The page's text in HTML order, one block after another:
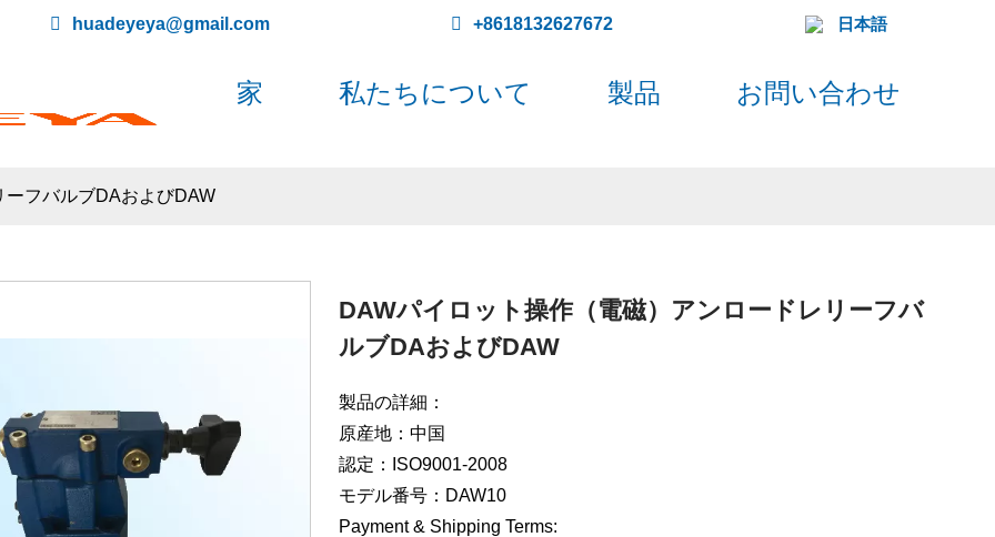
huadeyeya@gmail.com +8618132627672 日本語
家 私たちについて 製品 お問い合わせ
フバルブDAおよびDAW
DAWパイロット操作（電磁）アンロードレリーフバ
ルブDAおよびDAW
製品の詳細：
原産地：中国
認定：ISO9001-2008
モデル番号：DAW10
Payment & Shipping Terms: